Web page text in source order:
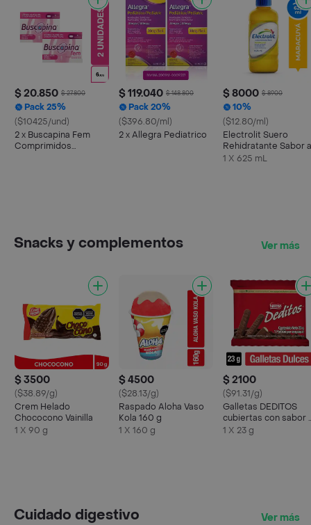
$ 20.850 $ 27.800
Pack 25%
($10425/und)
2 x Buscapina Fem
Comprimidos
$ 119.040 $ 148.800
Pack 20%
($396.80/ml)
2 x Allegra Pediatrico
$ 8000 $ 8900
10%
($12.80/ml)
Electrolit Suero
Rehidratante Sabor a
Maracuyá
1 X 625 mL
Snacks y complementos Ver más
$ 3500
($38.89/g)
Crem Helado
Chococono Vainilla
1 X 90 g
$ 4500
($28.13/g)
Raspado Aloha Vaso
Kola 160 g
1 X 160 g
$ 2100
($91.31/g)
Galletas DEDITOS
cubiertas con sabor
chocolate x 23g
1 X 23 g
Cuidado digestivo Ver más